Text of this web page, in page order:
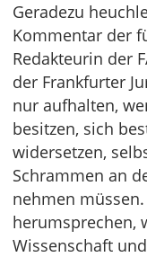
Geradezu
Kommentar der
Redakteurin der
der Frankfurter
nur aufhalten,
besitzen, sich
widersetzen,
Schrammen an
nehmen
herumsprechen,
Wissenschaft